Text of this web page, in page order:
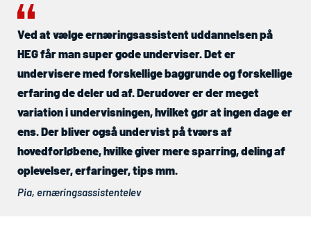
Ved at vælge ernæringsassistent uddannelsen på
HEGfår man super gode underviser. Det er
undervisere med forskellige baggrunde og forskellige
erfaring de deler ud af. Derudover er der meget
variation i undervisningen, hvilket gør at ingen dage er
ens. Der bliver også undervist på tværs af
hovedforløbene, hvilke giver mere sparring, deling af
oplevelser, erfaringer, tips mm.
Pia, ernæringsassistentelev